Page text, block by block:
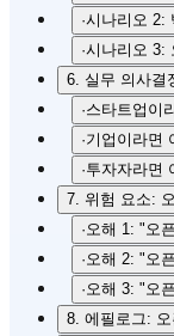
·시나리오 2:
·시나리오 3:
6. 실무 의사결
·스타트업이
·기업이라면
·투자자라면
7. 위험 요소:
· 오해 1: "오
· 오해 2: "오
· 오해 3: "오
8. 에필로그: